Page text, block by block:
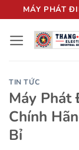
qua
nội
MÁY PHÁT
TIN TỨC
Máy Phát
Chính
Bỉ